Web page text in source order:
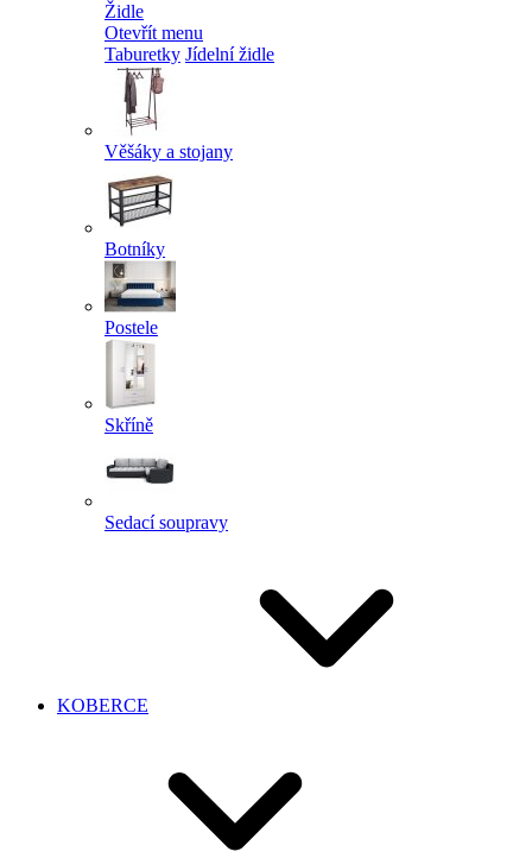
Židle
Otevřít menu
Taburetky Jídelní židle
Věšáky a stojany
Botníky
Postele
Skříně
Sedací soupravy
KOBERCE